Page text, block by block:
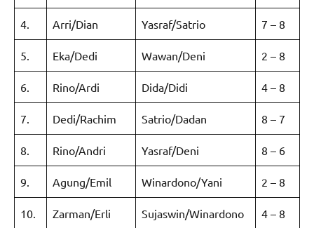
4. Arri/Dian Yasraf/Satrio 7 – 8
5. Eka/Dedi Wawan/Deni 2 – 8
6. Rino/Ardi Dida/Didi 4 – 8
7. Dedi/Rachim Satrio/Dadan 8 – 7
8. Rino/Andri Yasraf/Deni 8 – 6
9. Agung/Emil Winardono/Yani 2 – 8
10. Zarman/Erli Sujaswin/Winardono 4 – 8